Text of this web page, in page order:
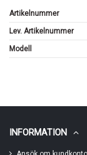
Artikelnummer
Lev. Artikelnummer
Modell
INFORMATION